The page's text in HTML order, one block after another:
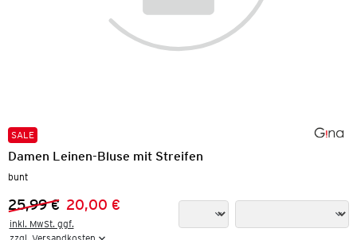
SALE
Damen Leinen-Bluse mit Streifen
bunt
Vorheriger Preis:
25,99 €
Neuer Preis:20,00 €
inkl. MwSt. ggf.
zzgl. Versandkosten